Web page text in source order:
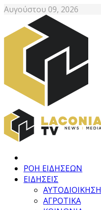
Αυγούστου 09, 2026
ΡΟΗ ΕΙΔΗΣΕΩΝ
ΕΙΔΗΣΕΙΣ
ΑΥΤΟΔΙΟΙΚΗΣΗ
ΑΓΡΟΤΙΚΑ